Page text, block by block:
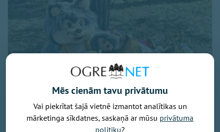
Mēs cienām tavu privātumu
Vai piekrītat šajā vietnē izmantot analītikas un
mārketinga sīkdatnes, saskaņā ar mūsu privātuma
politiku?